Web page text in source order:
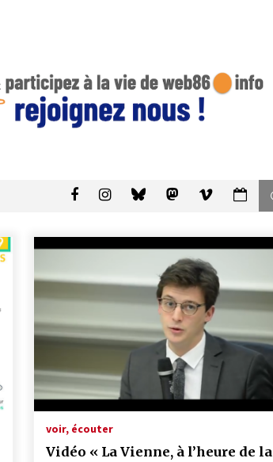
voir, écouter
Vidéo « La Vienne, à l’heure de la